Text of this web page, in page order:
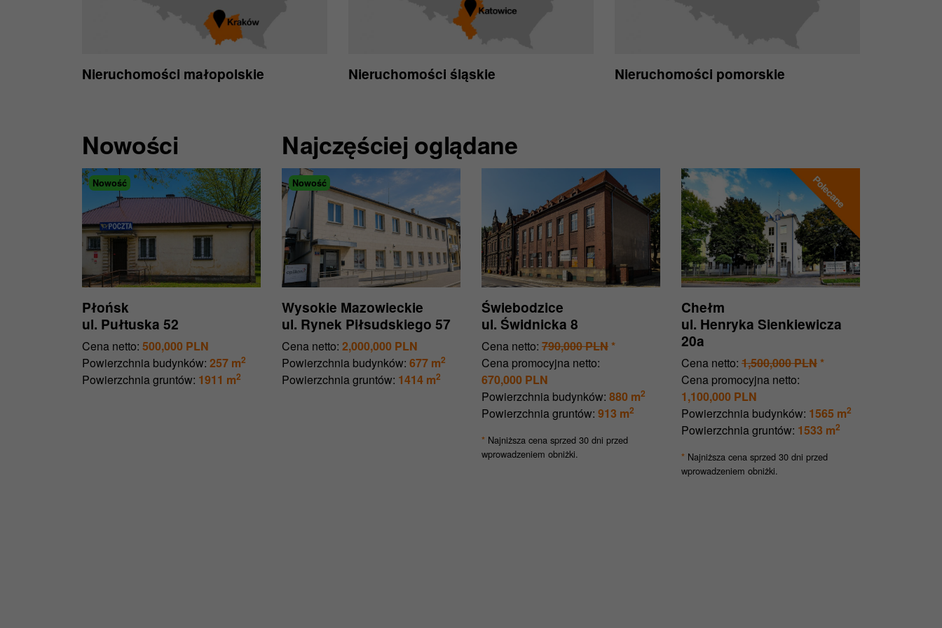
Nieruchomości małopolskie Nieruchomości śląskie Nieruchomości pomorskie
Nowości
Nowość
Płońsk
ul. Pułtuska 52
Cena netto: 500,000 PLN
Powierzchnia budynków: 257 m2
Powierzchnia gruntów: 1911 m2
Najczęściej oglądane
Nowość
Wysokie Mazowieckie
ul. Rynek Piłsudskiego 57
Cena netto: 2,000,000 PLN
Powierzchnia budynków: 677 m2
Powierzchnia gruntów: 1414 m2
Świebodzice
ul. Świdnicka 8
Cena netto: 790,000 PLN*
Cena promocyjna netto:
670,000 PLN
Powierzchnia budynków: 880 m2
Powierzchnia gruntów: 913 m2
* Najniższa cena sprzed 30 dni przed
wprowadzeniem obniżki.
Chełm
ul. Henryka Sienkiewicza
20a
Cena netto: 1,500,000 PLN*
Cena promocyjna netto:
1,100,000 PLN
Powierzchnia budynków: 1565 m2
Powierzchnia gruntów: 1533 m2
* Najniższa cena sprzed 30 dni przed
wprowadzeniem obniżki.